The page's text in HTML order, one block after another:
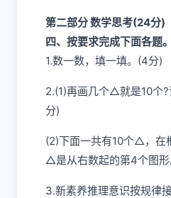
第二部分 数学思考(24分)
四、按要求完成下面各
1.数一数，填一填。(4
2.(1)再画几个△就是10个
分)
(2)下面一共有10个△，在
△是从右数起的第4个
3.新素养推理意识按规律